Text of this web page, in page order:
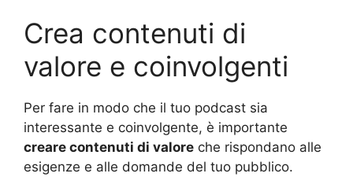
Crea contenuti di
valore e coinvolgenti
Per fare in modo che il tuo podcast sia
interessante e coinvolgente, è importante
creare contenuti di valore che rispondano alle
esigenze e alle domande del tuo pubblico.